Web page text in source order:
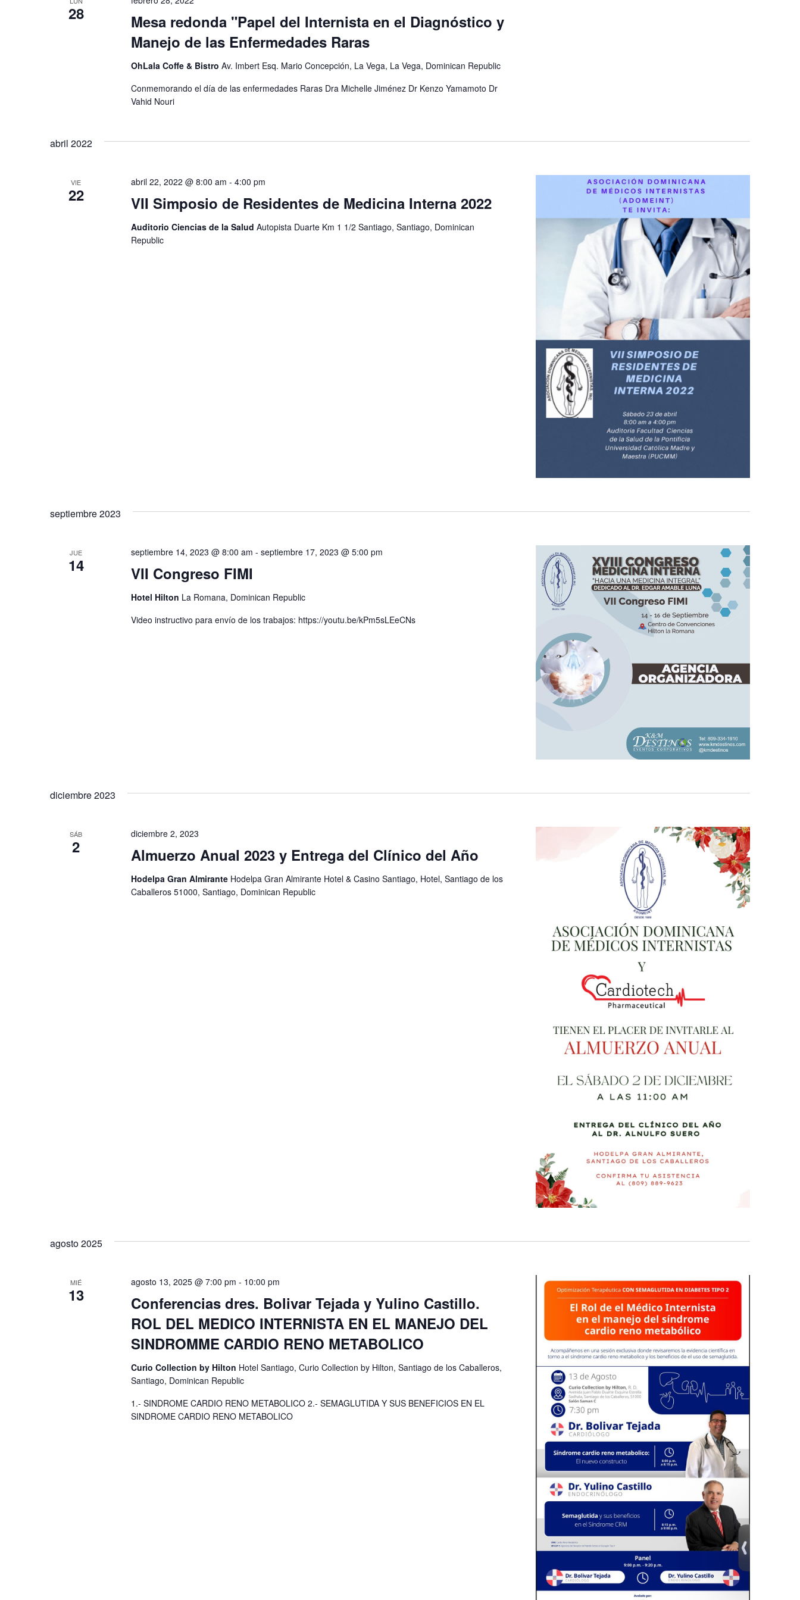
28
Mesa redonda "Papel del Internista en el Diagnóstico y
Manejo de las Enfermedades Raras
OhLala Coffe & Bistro Av. Imbert Esq. Mario Concepción, La Vega, La Vega, Dominican Republic
Conmemorando el día de las enfermedades Raras Dra Michelle Jiménez Dr Kenzo Yamamoto Dr
Vahid Nouri
abril 2022
VIE
22 VII Simposio de Residentes de Medicina Interna 2022
abril 22, 2022 @ 8:00 am - 4:00 pm
Auditorio Ciencias de la Salud Autopista Duarte Km 1 1/2 Santiago, Santiago, Dominican
Republic
septiembre 2023
JUE
14 VII Congreso FIMI
septiembre 14, 2023 @ 8:00 am - septiembre 17, 2023 @ 5:00 pm
Hotel Hilton La Romana, Dominican Republic
Video instructivo para envío de los trabajos: https://youtu.be/kPm5sLEeCNs
diciembre 2023
SÁB
2 Almuerzo Anual 2023 y Entrega del Clínico del Año
diciembre 2, 2023
Hodelpa Gran Almirante Hodelpa Gran Almirante Hotel & Casino Santiago, Hotel, Santiago de los
Caballeros 51000, Santiago, Dominican Republic
agosto 2025
MIÉ
13
Conferencias dres. Bolivar Tejada y Yulino Castillo.
ROL DEL MEDICO INTERNISTA EN EL MANEJO DEL
SINDROMME CARDIO RENO METABOLICO
agosto 13, 2025 @ 7:00 pm - 10:00 pm
Curio Collection by Hilton Hotel Santiago, Curio Collection by Hilton, Santiago de los Caballeros,
Santiago, Dominican Republic
1.- SINDROME CARDIO RENO METABOLICO 2.- SEMAGLUTIDA Y SUS BENEFICIOS EN EL
SINDROME CARDIO RENO METABOLICO